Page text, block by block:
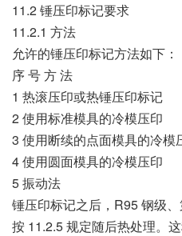
11.2 锤压印标记要求
11.2.1 方法
允许的锤压印标记方法如下：
序 号 方 法
1 热滚压印或热锤压印标记
2 使用标准模具的冷模压印
3 使用断续的点面模具的冷模
4 使用圆面模具的冷模压印
5 振动法
锤压印标记之后，R95 钢级
按 11.2.5 规定随后热处理。